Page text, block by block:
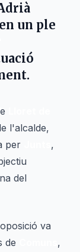
un ple
l'alcalde,
per
,
del
va
de
,